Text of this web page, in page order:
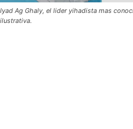
Iyad Ag Ghaly, el lider yihadista mas
ilustrativa.